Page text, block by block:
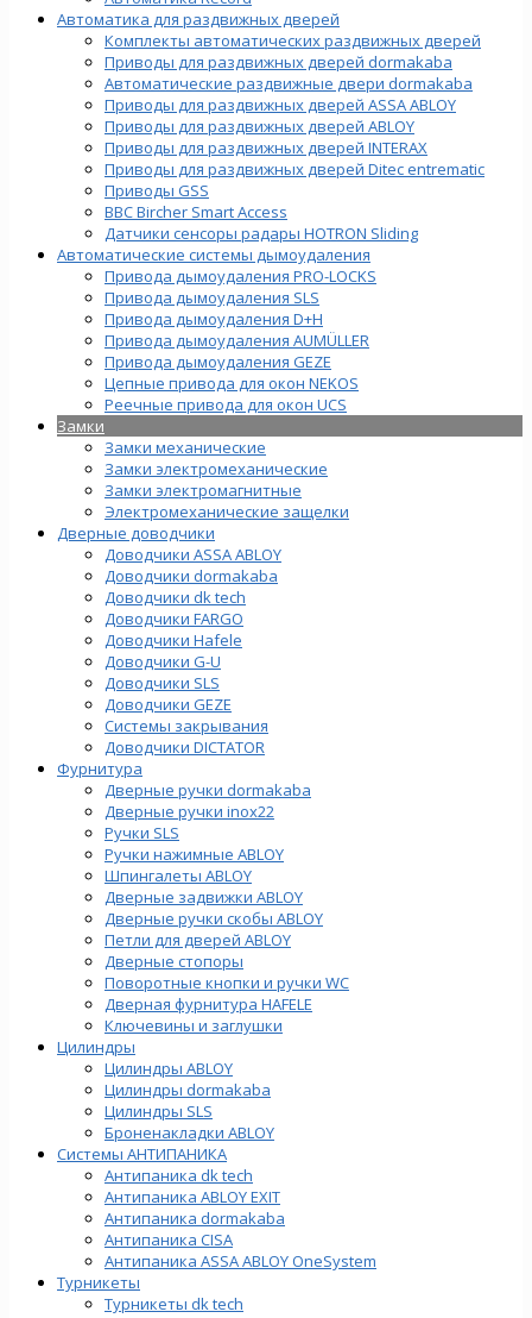
Автоматика для раздвижных дверей
Комплекты автоматических раздвижных дверей
Приводы для раздвижных дверей dormakaba
Автоматические раздвижные двери dormakaba
Приводы для раздвижных дверей ASSA ABLOY
Приводы для раздвижных дверей ABLOY
Приводы для раздвижных дверей INTERAX
Приводы для раздвижных дверей Ditec entrematic
Приводы GSS
BBC Bircher Smart Access
Датчики сенсоры радары HOTRON Sliding
Автоматические системы дымоудаления
Привода дымоудаления PRO-LOCKS
Привода дымоудаления SLS
Привода дымоудаления D+H
Привода дымоудаления AUMÜLLER
Привода дымоудаления GEZE
Цепные привода для окон NEKOS
Реечные привода для окон UСS
Замки
Замки механические
Замки электромеханические
Замки электромагнитные
Электромеханические защелки
Дверные доводчики
Доводчики ASSA ABLOY
Доводчики dormakaba
Доводчики dk tech
Доводчики FARGO
Доводчики Hafele
Доводчики G-U
Доводчики SLS
Доводчики GEZE
Cистемы закрывания
Доводчики DICTATOR
Фурнитура
Дверные ручки dormakaba
Дверные ручки inox22
Ручки SLS
Ручки нажимные ABLOY
Шпингалеты ABLOY
Дверные задвижки ABLOY
Дверные ручки скобы ABLOY
Петли для дверей ABLOY
Дверные стопоры
Поворотные кнопки и ручки WC
Дверная фурнитура HAFELE
Ключевины и заглушки
Цилиндры
Цилиндры ABLOY
Цилиндры dormakaba
Цилиндры SLS
Броненакладки ABLOY
Системы АНТИПАНИКА
Антипаника dk tech
Антипаника ABLOY EXIT
Антипаника dormakaba
Антипаника СISA
Антипаника ASSA ABLOY OneSystem
Турникеты
Турникеты dk tech